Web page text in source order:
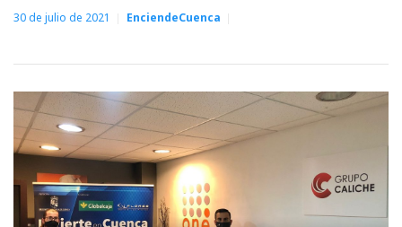
30 de julio de 2021 EnciendeCuenca